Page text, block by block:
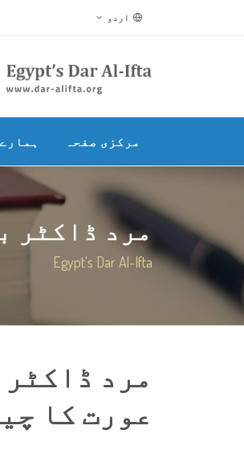
اردو
مرکزی صفحہ
مرد ڈاکٹر
Egypt's Dar Al-Ifta
مرد
عورت کا